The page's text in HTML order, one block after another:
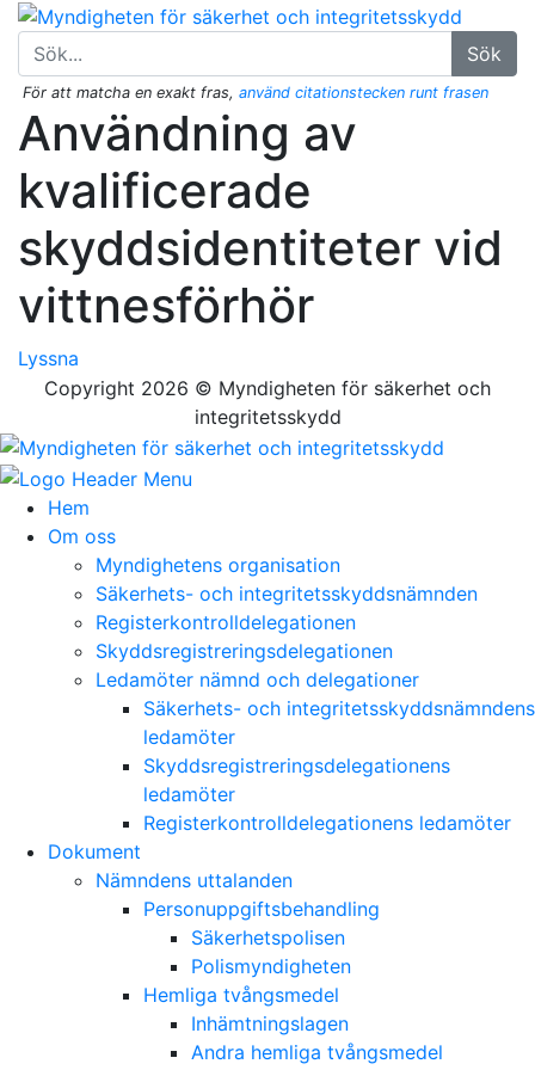
Sök
För att matcha en exakt fras, använd citationstecken runt frasen
Användning av
kvalificerade
skyddsidentiteter vid
vittnesförhör
Lyssna
Copyright 2026 © Myndigheten för säkerhet och
integritetsskydd
Hem
Om oss
Myndighetens organisation
Säkerhets- och integritetsskyddsnämnden
Registerkontrolldelegationen
Skyddsregistreringsdelegationen
Ledamöter nämnd och delegationer
Säkerhets- och integritetsskyddsnämndens
ledamöter
Skyddsregistreringsdelegationens
ledamöter
Registerkontrolldelegationens ledamöter
Dokument
Nämndens uttalanden
Personuppgiftsbehandling
Säkerhetspolisen
Polismyndigheten
Hemliga tvångsmedel
Inhämtningslagen
Andra hemliga tvångsmedel